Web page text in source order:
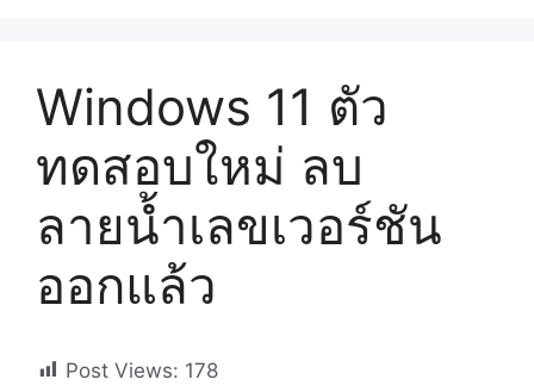
Windows 11 ตัว
ทดสอบใหม่ ลบ
ลายน้ำเลขเวอร์ชัน
ออกแล้ว
Post Views: 178